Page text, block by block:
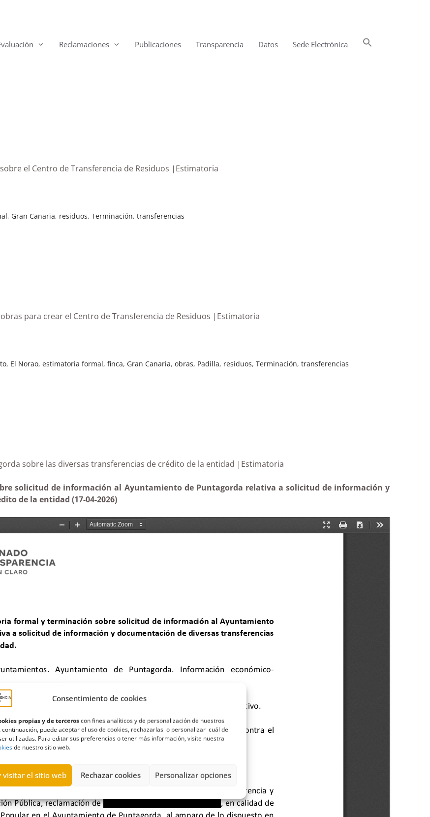
Consentimiento de cookies
propias y de terceroscon fines analíticos y de personalización de nuestros
puede aceptar el uso de cookies, rechazarlas o personalizar cuál de
utilizadas. Para editar sus preferencias o tener más información, visite nuestra
de nuestro sitio web.
visitar el sitio web Rechazar cookies Personalizar opciones
Reclamaciones Publicaciones Transparencia Datos Sede Electrónica
el Centro de Transferencia de Residuos |Estimatoria
, Gran Canaria, residuos,Terminación,transferencias
para crear el Centro de Transferencia de Residuos |Estimatoria
, El Norao,estimatoria formal,finca, Gran Canaria,obras, Padilla, residuos,Terminación,transferencias
sobre las diversas transferencias de crédito de la entidad |Estimatoria
solicitud de información al Ayuntamiento de Puntagorda relativa a solicitud de información y
de la entidad (17-04-2026)